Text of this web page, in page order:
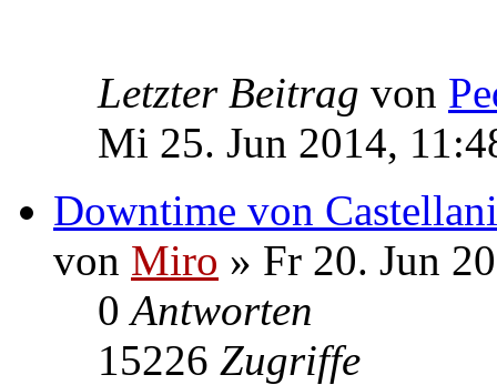
Letzter Beitrag von
Mi 25. Jun 2014,
Downtime von
von Miro » Fr 20. Jun
0Antworten
15226 Zugriffe